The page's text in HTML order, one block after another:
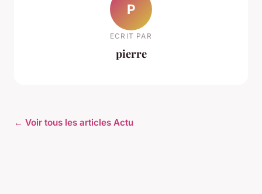
P
ECRIT PAR
pierre
← Voir tous les articles Actu